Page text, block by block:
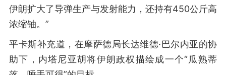
伊朗扩大了导弹生产与发射能力，还持有450公斤高
浓缩铀。”
平卡斯补充道，在摩萨德局长达维德·巴尔内亚的协
助下，内塔尼亚胡将伊朗政权描绘成一个“瓜熟蒂